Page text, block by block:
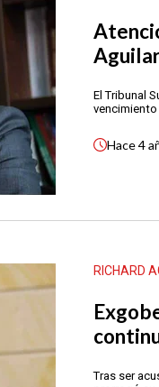
El Tribunal
Hace4
RICHARD
Tras ser